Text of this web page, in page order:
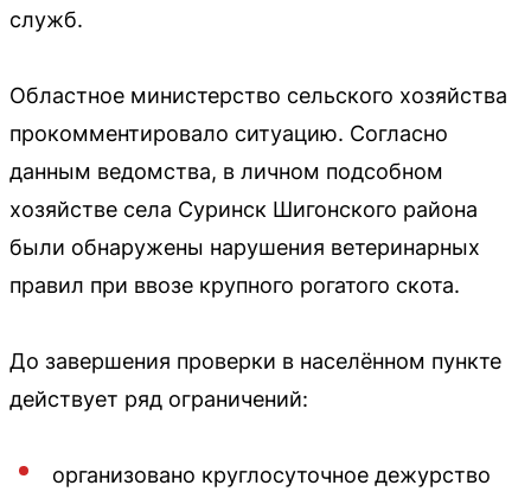
служб.
Областное министерство сельского хозяйства
прокомментировало ситуацию. Согласно
данным ведомства, в личном подсобном
хозяйстве села Суринск Шигонского района
были обнаружены нарушения ветеринарных
правил при ввозе крупного рогатого скота.
До завершения проверки в населённом пункте
действует ряд ограничений:
организовано круглосуточное дежурство